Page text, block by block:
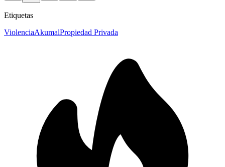
Etiquetas
ViolenciaAkumalPropiedad Privada